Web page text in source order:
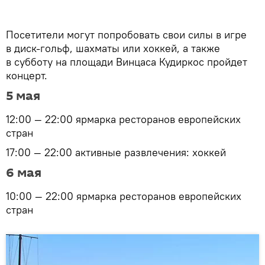
Посетители могут попробовать свои силы в игре
в диск-гольф, шахматы или хоккей, а также
в субботу на площади Винцаса Кудиркос пройдет
концерт.
5 мая
12:00 — 22:00 ярмарка ресторанов европейских
стран
17:00 — 22:00 активные развлечения: хоккей
6 мая
10:00 — 22:00 ярмарка ресторанов европейских
стран